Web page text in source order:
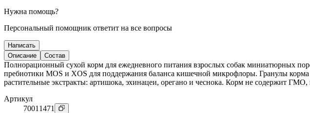
Нужна помощь?
Персональный помощник ответит на все вопросы
Написать
Описание
Состав
Полнорационный сухой корм для ежедневного питания взрослых собак миниатюрных
пребиотики MOS и XOS для поддержания баланса кишечной микрофлоры. Гранулы
растительные экстракты: артишока, эхинацеи, орегано и чеснока. Корм не содержит ГМО,
Артикул
70011471